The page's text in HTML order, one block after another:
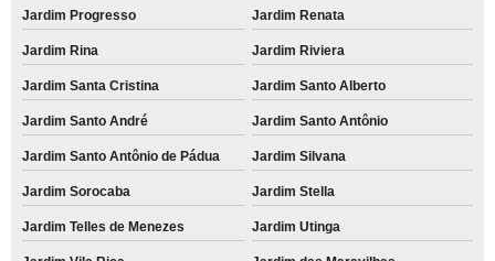
Jardim Progresso Jardim Renata
Jardim Rina Jardim Riviera
Jardim Santa Cristina Jardim Santo Alberto
Jardim Santo André Jardim Santo Antônio
Jardim Santo Antônio de Pádua Jardim Silvana
Jardim Sorocaba Jardim Stella
Jardim Telles de Menezes Jardim Utinga